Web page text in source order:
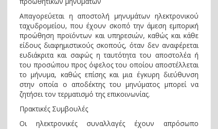
Απαγορεύεται η αποστολή μηνυμάτων ηλεκτρονικού
ταχυδρομείου, που έχουν σκοπό την άμεση εμπορική
προώθηση προϊόντων και υπηρεσιών, καθώς και κάθε
είδους διαφημιστικούς σκοπούς, όταν δεν αναφέρεται
ευδιάκριτα και σαφώς η ταυτότητα του αποστολέα ή
του προσώπου προς όφελος του οποίου αποστέλλεται
το μήνυμα, καθώς επίσης και µια έγκυρη διεύθυνση
στην οποία ο αποδέκτης του μηνύματος μπορεί να
ζητήσει τον τερματισμό της επικοινωνίας.
Πρακτικές Συμβουλές
Οι ηλεκτρονικές συναλλαγές έχουν απρόσωπο